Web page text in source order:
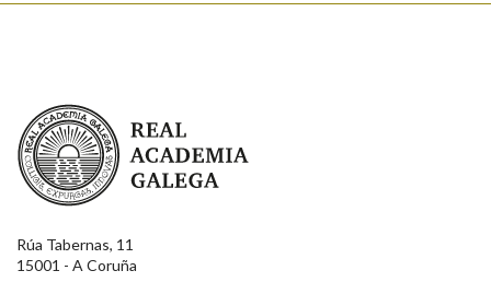
Real Academia Galega
Rúa Tabernas, 11
15001 - A Coruña